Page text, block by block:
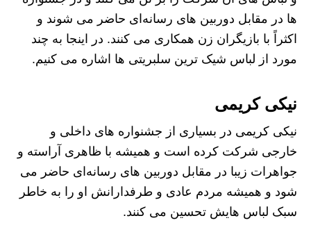
ها در مقابل دوربین‌ های رسانه‌ای حاضر می ‌شوند و
اکثراً با بازیگران زن همکاری می کنند. در اینجا به چند
مورد از لباس شیک ترین سلبریتی ها اشاره می کنیم.
نیکی کریمی
نیکی کریمی در بسیاری از جشنواره های داخلی و
خارجی شرکت کرده است و همیشه با ظاهری آراسته و
جواهرات زیبا در مقابل دوربین های رسانه‌ای حاضر می
شود و همیشه مردم عادی و طرفدارانش او را به خاطر
سبک لباس هایش تحسین می کنند.